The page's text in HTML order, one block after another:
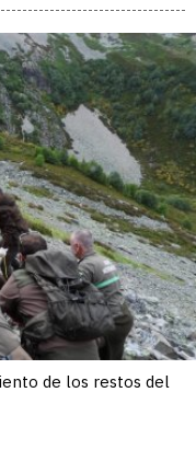
de los restos del